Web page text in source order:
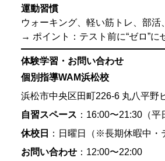
運動習慣
ウォーキング、軽い筋トレ、部
→ ポイント：テスト前に“ゼロ”に
体験学習・お問い合わせ
個別指導WAM浜松校
浜松市中央区田町226-6 丸八平野
自習スペース ：16:00〜21:30（
休校日
：日曜日（※長期休暇中・
お問い合わせ ：12:00〜22:00